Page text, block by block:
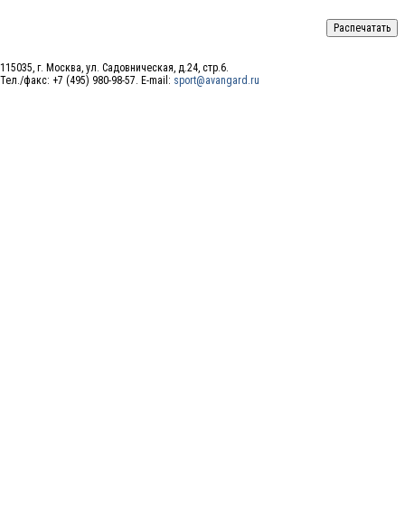
115035, г. Москва, ул. Садовническая, д.24, стр.6.
Тел./факс: +7 (495) 980-98-57. E-mail: sport@avangard.ru